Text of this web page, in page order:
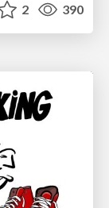
2 390